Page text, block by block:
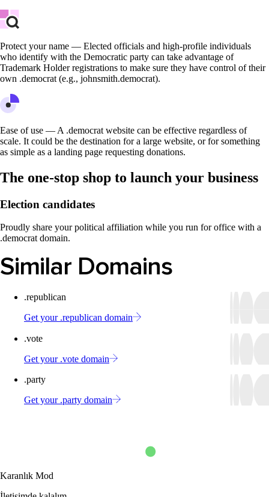
Protect your name — Elected officials and high-profile individuals
who identify with the Democratic party can take advantage of
Trademark Holder registrations to make sure they have control of their
own .democrat (e.g., johnsmith.democrat).
Ease of use — A .democrat website can be effective regardless of
scale. It could be the destination for a large website, or for something
as simple as a landing page requesting donations.
The one-stop shop to launch your business
Election candidates
Proudly share your political affiliation while you run for office with a
.democrat domain.
Similar Domains
.republican
Get your .republican domain
.vote
Get your .vote domain
.party
Get your .party domain
Karanlık Mod